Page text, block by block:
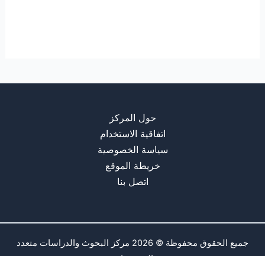
حول المركز
اتفاقية الاستخدام
سياسة الخصوصية
خريطة الموقع
اتصل بنا
جميع الحقوق محفوظة © 2026 مركز البحوث والدراسات متعدد